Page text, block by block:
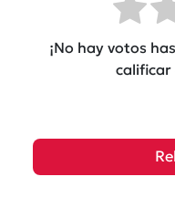
¡No hay votos
calificar